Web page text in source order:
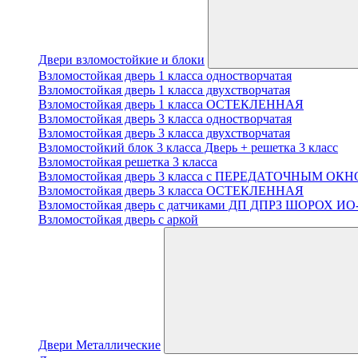
Двери взломостойкие и блоки
Взломостойкая дверь 1 класса одностворчатая
Взломостойкая дверь 1 класса двухстворчатая
Взломостойкая дверь 1 класса ОСТЕКЛЕННАЯ
Взломостойкая дверь 3 класса одностворчатая
Взломостойкая дверь 3 класса двухстворчатая
Взломостойкий блок 3 класса Дверь + решетка 3 класс
Взломостойкая решетка 3 класса
Взломостойкая дверь 3 класса с ПЕРЕДАТОЧНЫМ
Взломостойкая дверь 3 класса ОСТЕКЛЕННАЯ
Взломостойкая дверь с датчиками ДП ДПРЗ ШОРОХ
Взломостойкая дверь с аркой
Двери Металлические